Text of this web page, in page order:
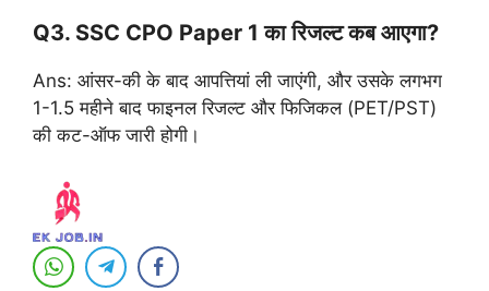
Q3. SSC CPO Paper 1 का रिजल्ट कब आएगा?
Ans: आंसर-की के बाद आपत्तियां ली जाएंगी, और उसके लगभग
1-1.5 महीने बाद फाइनल रिजल्ट और फिजिकल (PET/PST)
की कट-ऑफ जारी होगी।